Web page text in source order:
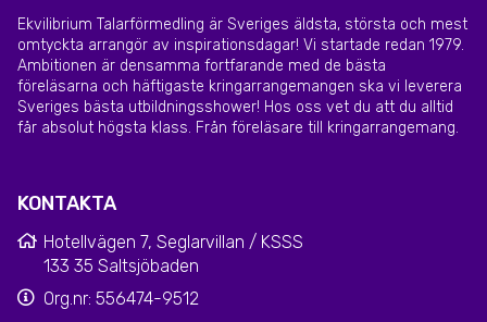
KONTAKTA
Hotellvägen 7, Seglarvillan / KSSS
133 35 Saltsjöbaden
Org.nr: 556474-9512
Ekvilibrium Talarförmedling är Sveriges äldsta, största och mest
omtyckta arrangör av inspirationsdagar! Vi startade redan 1979.
Ambitionen är densamma fortfarande med de bästa
föreläsarna och häftigaste kringarrangemangen ska vi leverera
Sveriges bästa utbildningsshower! Hos oss vet du att du alltid
får absolut högsta klass. Från föreläsare till kringarrangemang.